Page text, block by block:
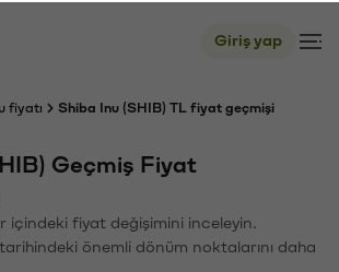
Giriş yap
fiyatı Shiba Inu (SHIB) TL fiyat geçmişi
Geçmiş Fiyat
içindeki fiyat değişimini inceleyin.
önemli dönüm noktalarını daha